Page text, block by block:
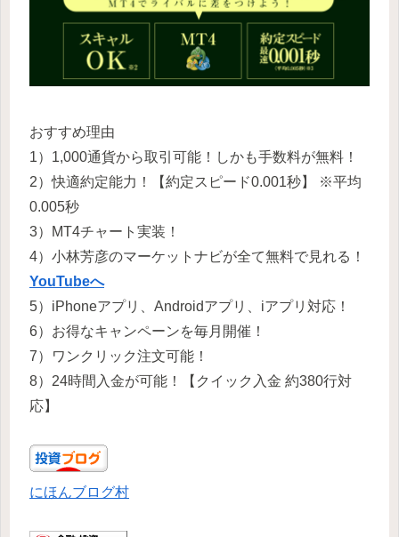
おすすめ理由
1）1,000通貨から取引可能！しかも手数料が無料！
2）快適約定能力！【約定スピード0.001秒】 ※平均
0.005秒
3）MT4チャート実装！
4）小林芳彦のマーケットナビが全て無料で見れる！
YouTubeへ
5）iPhoneアプリ、Androidアプリ、iアプリ対応！
6）お得なキャンペーンを毎月開催！
7）ワンクリック注文可能！
8）24時間入金が可能！【クイック入金 約380行対
応】
にほんブログ村